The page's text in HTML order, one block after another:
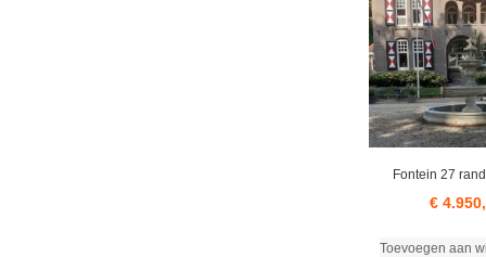
Fontein 27
€
Toevoegen aan